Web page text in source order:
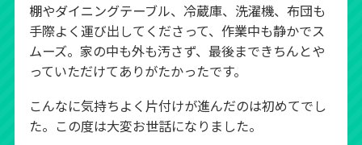
棚やダイニングテーブル、冷蔵庫、洗濯機、布団も
手際よく運び出してくださって、作業中も静かでス
ムーズ。家の中も外も汚さず、最後まできちんとや
っていただけてありがたかったです。
こんなに気持ちよく片付けが進んだのは初めてでし
た。この度は大変お世話になりました。